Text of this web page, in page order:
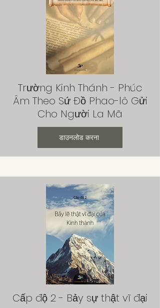
Trường Kinh Thánh - Phúc
Âm Theo Sứ Đồ Phao-lô Gửi
Cho Người La Mã
डाउनलोड करना
Cấp độ 2 - Bảy sự thật vĩ đại